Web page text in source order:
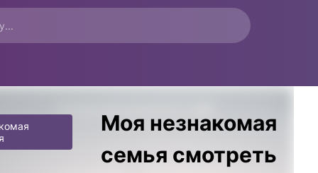
Моя незнакомая
семья смотреть